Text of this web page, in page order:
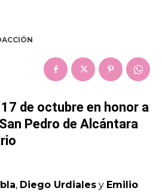
de octubre en honor a
Pedro de Alcántara
, Diego Urdiales y Emilio